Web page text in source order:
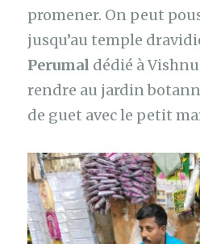
promener. On peut
jusqu’au temple
Perumal dédié à
rendre au jardin
de guet avec le petit